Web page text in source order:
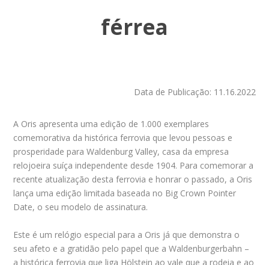
férrea
Data de Publicação: 11.16.2022
A Oris apresenta uma edição de 1.000 exemplares
comemorativa da histórica ferrovia que levou pessoas e
prosperidade para Waldenburg Valley, casa da empresa
relojoeira suíça independente desde 1904. Para comemorar a
recente atualização desta ferrovia e honrar o passado, a Oris
lança uma edição limitada baseada no Big Crown Pointer
Date, o seu modelo de assinatura.
Este é um relógio especial para a Oris já que demonstra o
seu afeto e a gratidão pelo papel que a Waldenburgerbahn –
a histórica ferrovia que liga Hölstein ao vale que a rodeia e ao